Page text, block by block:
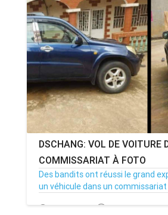
DSCHANG: VOL DE VOITURE
COMMISSARIAT À FOTO
Des bandits ont réussi le grand
un véhicule dans un commissariat
06/11/22 Par MenouActu